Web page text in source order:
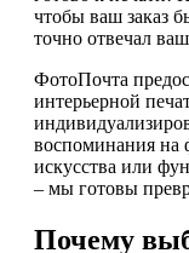
чтобы ваш заказ
точно отвечал
ФотоПочта
интерьерной
воспоминания на
искусства или
– мы готовы
Почему